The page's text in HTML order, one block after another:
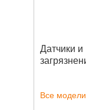
Датчики
Все модели